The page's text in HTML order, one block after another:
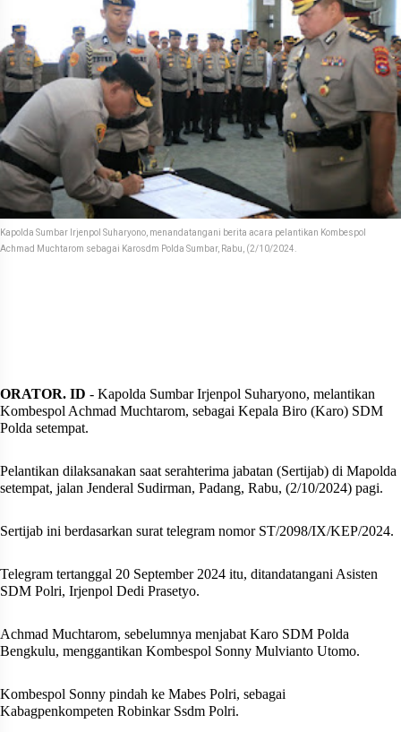
Kapolda Sumbar Irjenpol Suharyono, menandatangani berita acara pelantikan Kombespol
Achmad Muchtarom sebagai Karosdm Polda Sumbar, Rabu, (2/10/2024.
ORATOR. ID - Kapolda Sumbar Irjenpol Suharyono, melantikan
Kombespol Achmad Muchtarom, sebagai Kepala Biro (Karo) SDM
Polda setempat.
Pelantikan dilaksanakan saat serahterima jabatan (Sertijab) di Mapolda
setempat, jalan Jenderal Sudirman, Padang, Rabu, (2/10/2024) pagi.
Sertijab ini berdasarkan surat telegram nomor ST/2098/IX/KEP/2024.
Telegram tertanggal 20 September 2024 itu, ditandatangani Asisten
SDM Polri, Irjenpol Dedi Prasetyo.
Achmad Muchtarom, sebelumnya menjabat Karo SDM Polda
Bengkulu, menggantikan Kombespol Sonny Mulvianto Utomo.
Kombespol Sonny pindah ke Mabes Polri, sebagai
Kabagpenkompeten Robinkar Ssdm Polri.